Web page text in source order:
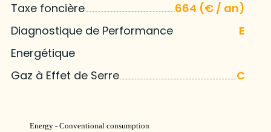
Taxe foncière
664 (€ / an)
Diagnostique de Performance
Energétique
E
Gaz à Effet de Serre C